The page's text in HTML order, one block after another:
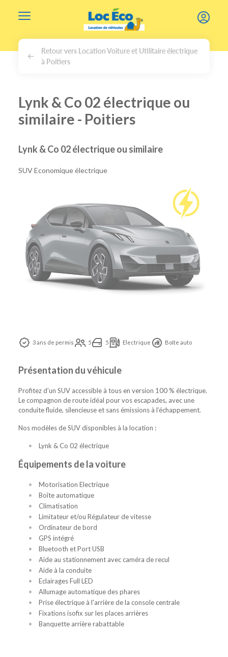
Retour vers Location Voiture et Utilitaire électrique
à Poitiers
Lynk & Co 02 électrique ou
similaire - Poitiers
Lynk & Co 02 électrique ou similaire
SUV Economique électrique
3 ans de permis 5 5 Electrique Boîte auto
Présentation du véhicule
Profitez d’un SUV accessible à tous en version 100 % électrique.
Le compagnon de route idéal pour vos escapades, avec une
conduite fluide, silencieuse et sans émissions à l’échappement.
Nos modèles de SUV disponibles à la location :
Lynk & Co 02 électrique
Équipements de la voiture
Motorisation Electrique
Boîte automatique
Climatisation
Limitateur et/ou Régulateur de vitesse
Ordinateur de bord
GPS intégré
Bluetooth et Port USB
Aide au stationnement avec caméra de recul
Aide à la conduite
Eclairages Full LED
Allumage automatique des phares
Prise électrique à l'arrière de la console centrale
Fixations isofix sur les places arrières
Banquette arrière rabattable